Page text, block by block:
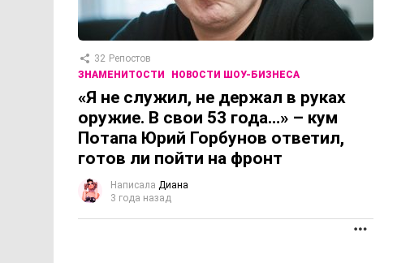
32 Репостов
ЗНАМЕНИТОСТИ
НОВОСТИ ШОУ-БИЗНЕСА
«Я не служил, не держал в руках
оружие. В свои 53 года…» – кум
Потапа Юрий Горбунов ответил,
готов ли пойти на фронт
Написала Диана
3 года назад